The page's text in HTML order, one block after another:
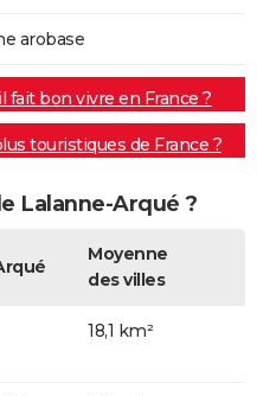
arobase
fait bon vivre en France ?
touristiques de France ?
Lalanne-Arqué ?
Moyenne
des villes
18,1 km²